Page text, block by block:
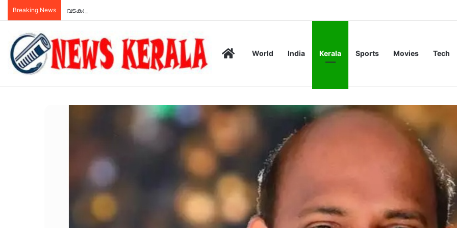
Breaking News വടകര എംഡിഎംഎ കേസ് ; അക്കൗണ്ട് മൈനസെന്ന് കീർത്തന; പക്ഷേ കണ്ടെത്തിയത് ലക്ഷക്കണക്കിന് രൂപയുടെ ഇടപാട്,
HomeWorld India Kerala Sports Movies Tech